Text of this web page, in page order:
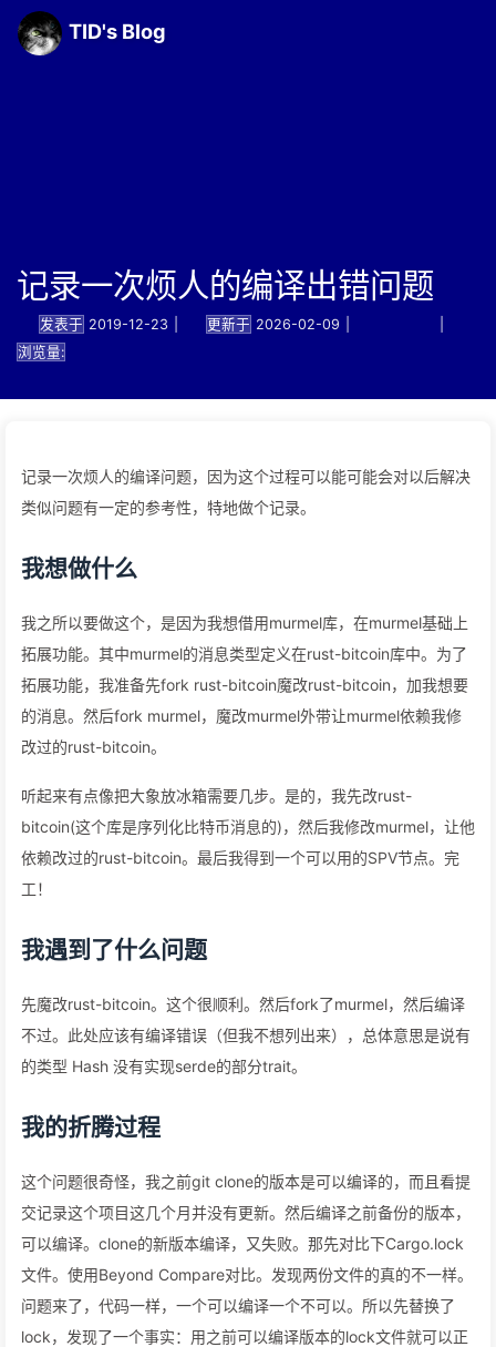
TID's Blog
记录一次烦人的编译出错问题
发表于 2019-12-23 更新于 2026-02-09
浏览量:
记录一次烦人的编译问题，因为这个过程可以能可能会对以后解决
类似问题有一定的参考性，特地做个记录。
我想做什么
我之所以要做这个，是因为我想借用murmel库，在murmel基础上
拓展功能。其中murmel的消息类型定义在rust-bitcoin库中。为了
拓展功能，我准备先fork rust-bitcoin魔改rust-bitcoin，加我想要
的消息。然后fork murmel，魔改murmel外带让murmel依赖我修
改过的rust-bitcoin。
听起来有点像把大象放冰箱需要几步。是的，我先改rust-
bitcoin(这个库是序列化比特币消息的)，然后我修改murmel，让他
依赖改过的rust-bitcoin。最后我得到一个可以用的SPV节点。完
工！
我遇到了什么问题
先魔改rust-bitcoin。这个很顺利。然后fork了murmel，然后编译
不过。此处应该有编译错误（但我不想列出来），总体意思是说有
的类型 Hash 没有实现serde的部分trait。
我的折腾过程
这个问题很奇怪，我之前git clone的版本是可以编译的，而且看提
交记录这个项目这几个月并没有更新。然后编译之前备份的版本，
可以编译。clone的新版本编译，又失败。那先对比下Cargo.lock
文件。使用Beyond Compare对比。发现两份文件的真的不一样。
问题来了，代码一样，一个可以编译一个不可以。所以先替换了
lock，发现了一个事实：用之前可以编译版本的lock文件就可以正